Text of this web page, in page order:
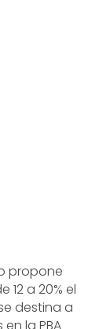
propone
12 a 20% el
destina a